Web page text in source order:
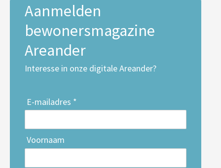
Aanmelden
bewonersmagazine
Areander
Interesse in onze digitale Areander?
E-mailadres *
Voornaam